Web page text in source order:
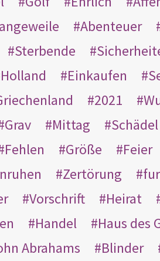
Abenteuer
Sterbende
Holland Einkaufen
2021
Grav Mittag Schädel
Fehlen Größe Feier
Zertörung
Vorschrift Heirat
Handel Haus des
Abrahams Blinder